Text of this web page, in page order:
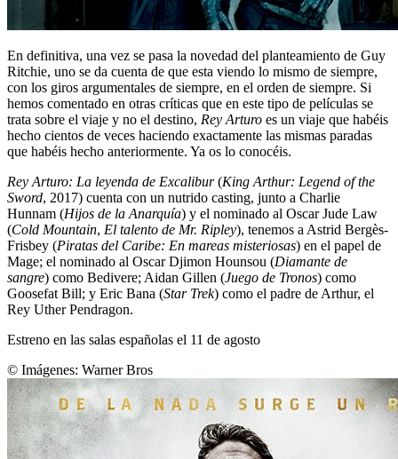
En definitiva, una vez se pasa la novedad del planteamiento de Guy
Ritchie, uno se da cuenta de que esta viendo lo mismo de siempre,
con los giros argumentales de siempre, en el orden de siempre. Si
hemos comentado en otras críticas que en este tipo de películas se
trata sobre el viaje y no el destino, Rey Arturo es un viaje que habéis
hecho cientos de veces haciendo exactamente las mismas paradas
que habéis hecho anteriormente. Ya os lo conocéis.
Rey Arturo: La leyenda de Excalibur(King Arthur: Legend of the
Sword, 2017) cuenta con un nutrido casting, junto a Charlie
Hunnam (Hijos de la Anarquía) y el nominado al Oscar Jude Law
(Cold Mountain, El talento de Mr. Ripley), tenemos a Astrid Bergès-
Frisbey (Piratas del Caribe: En mareas misteriosas) en el papel de
Mage; el nominado al Oscar Djimon Hounsou (Diamante de
sangre) como Bedivere; Aidan Gillen (Juego de Tronos) como
Goosefat Bill; y Eric Bana (Star Trek) como el padre de Arthur, el
Rey Uther Pendragon.
Estreno en las salas españolas el 11 de agosto
© Imágenes: Warner Bros